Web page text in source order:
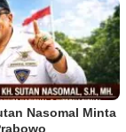
Nasomal Minta